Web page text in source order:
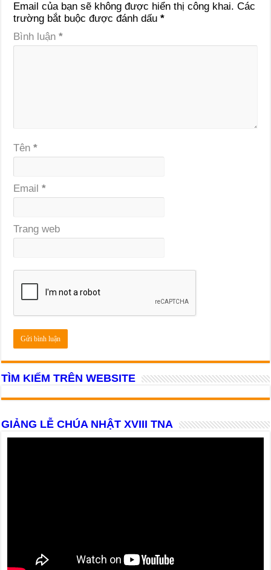
Email của bạn sẽ không được hiển thị công khai. Các
trường bắt buộc được đánh dấu*
Bình luận*
Tên*
Email*
Trang web
TÌM KIẾM TRÊN WEBSITE
GIẢNG LỄ CHÚA NHẬT XVIII TNA